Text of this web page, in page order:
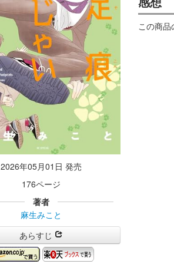
2026年05月01日 発売
176ページ
著者
麻生みこと
あらすじ
この商品